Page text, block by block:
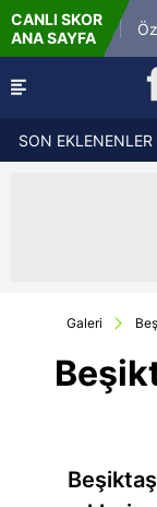
CANLI SKOR
ANA SAYFA
Spor
SON EKLENENLER
Galeri